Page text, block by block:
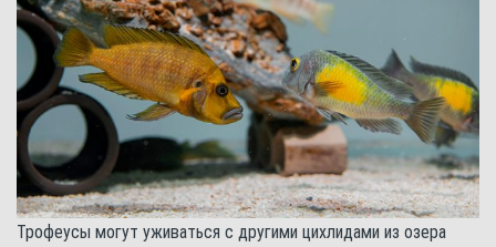
Трофеусы могут уживаться с другими цихлидами из озера